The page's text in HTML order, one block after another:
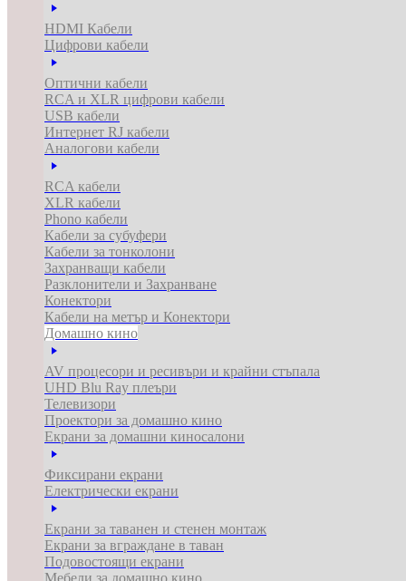
HDMI Кабели
Цифрови кабели
Оптични кабели
RCA и XLR цифрови кабели
USB кабели
Интернет RJ кабели
Аналогови кабели
RCA кабели
XLR кабели
Phono кабели
Кабели за субуфери
Кабели за тонколони
Захранващи кабели
Разклонители и Захранване
Конектори
Кабели на метър и Конектори
Домашно кино
AV процесори и ресивъри и крайни стъпала
UHD Blu Ray плеъри
Телевизори
Проектори за домашно кино
Екрани за домашни киносалони
Фиксирани екрани
Електрически екрани
Екрани за таванен и стенен монтаж
Екрани за вграждане в таван
Подовостоящи екрани